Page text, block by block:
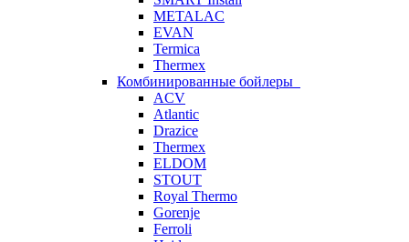
METALAC
EVAN
Termica
Thermex
Комбинированные бойлеры
ACV
Atlantic
Drazice
Thermex
ELDOM
STOUT
Royal Thermo
Gorenje
Ferroli